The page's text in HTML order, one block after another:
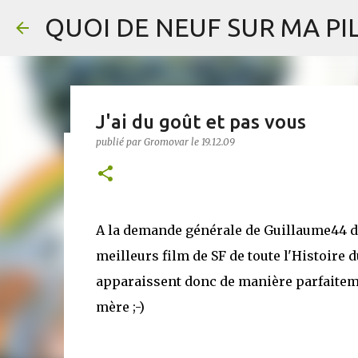
QUOI DE NEUF SUR MA
Not Like Other Girls - AL
Goldfuss lisible gratuitement là . En peu de mots (disons 6000) ,
coupable idéal) , relation toxique, micro-roman d'apprentissage, on
déroulent tant d'un coté que de l'autre. C'est un excellent texte à ne
J'ai du goût et pas vous
publié par Gromovar le 19.12.09
A la demande générale de Guillaume44
meilleurs film de SF de toute l'Histoire
apparaissent donc de manière
mère ;-)